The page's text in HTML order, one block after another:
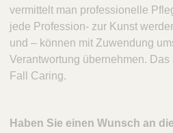
vermittelt man professionelle
jede Profession- zur Kunst
und – können mit Zuwendung
Verantwortung übernehmen.
Fall Caring.
Haben Sie einen Wunsch an